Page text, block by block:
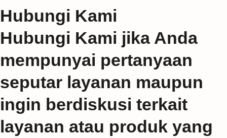
Hubungi Kami
Hubungi Kami jika Anda
mempunyai pertanyaan
seputar layanan maupun
ingin berdiskusi terkait
layanan atau produk yang